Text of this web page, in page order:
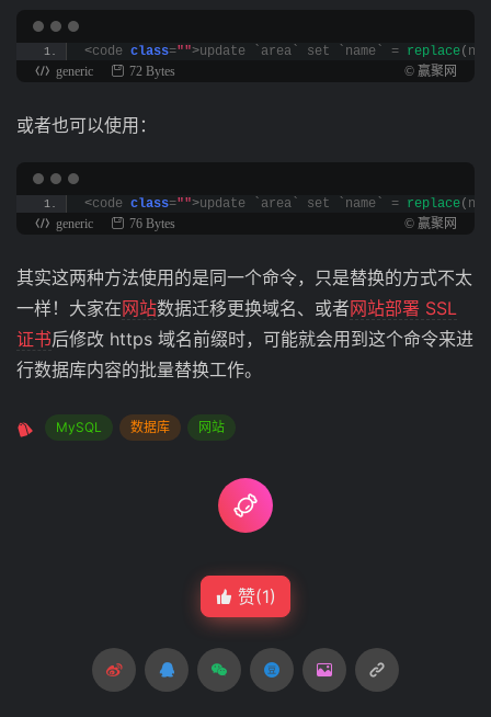
<code class="">update `area` set `name` = replace(
generic
72 Bytes © 赢聚网
或者也可以使用：
<code class="">update `area` set `name` = replace(
generic
76 Bytes © 赢聚网
其实这两种方法使用的是同一个命令，只是替换的方式不太
一样！大家在网站数据迁移更换域名、或者网站部署 SSL
证书后修改 https 域名前缀时，可能就会用到这个命令来进
行数据库内容的批量替换工作。
MySQL 数据库 网站
赞(1)